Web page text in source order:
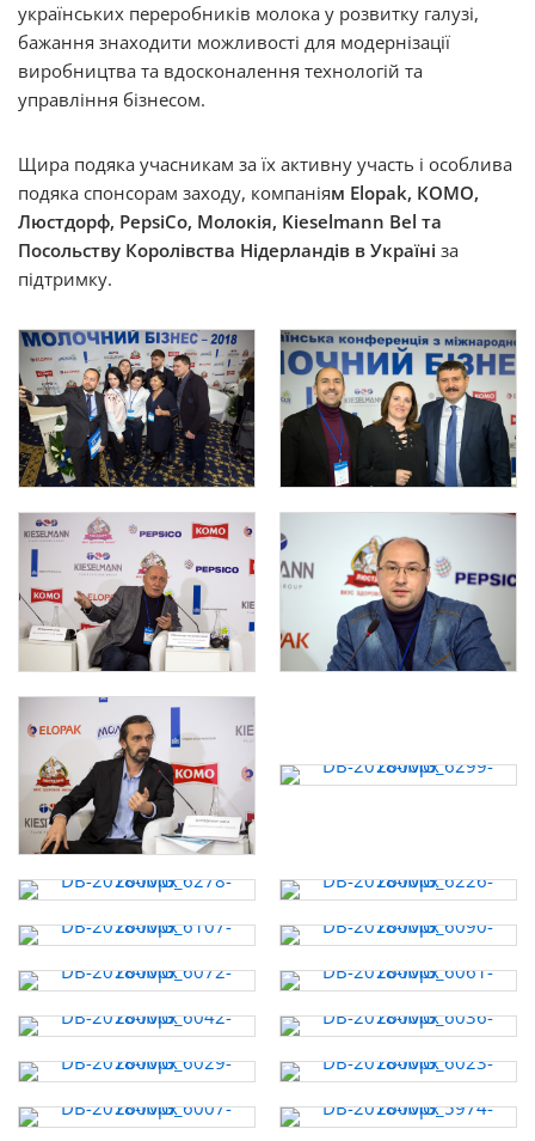
українських переробників молока у розвитку галузі,
бажання знаходити можливості для модернізації
виробництва та вдосконалення технологій та
управління бізнесом.
Щира подяка учасникам за їх активну участь і особлива
подяка спонсорам заходу, компаніям Elopak, КОМО,
Люстдорф, PepsiCo, Молокія, Kieselmann Bel та
Посольству Королівства Нідерландів в Україні за
підтримку.